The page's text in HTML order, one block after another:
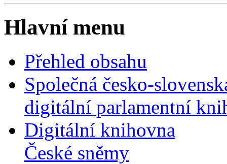
Hlavní menu
Přehled obsahu
Společná česko-
digitální parlamentní
Digitální knihovna
České sněmy